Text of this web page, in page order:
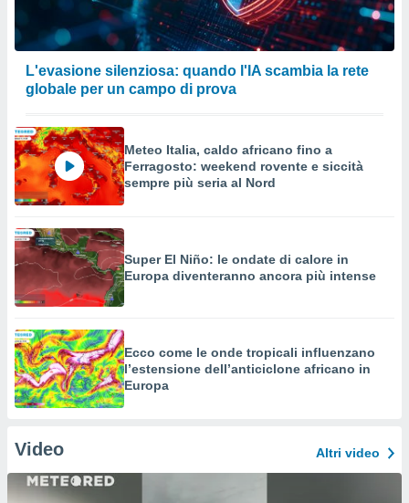
L'evasione silenziosa: quando l'IA scambia la rete
globale per un campo di prova
Meteo Italia, caldo africano fino a
Ferragosto: weekend rovente e siccità
sempre più seria al Nord
Super El Niño: le ondate di calore in
Europa diventeranno ancora più intense
Ecco come le onde tropicali influenzano
l’estensione dell’anticiclone africano in
Europa
Video Altri video